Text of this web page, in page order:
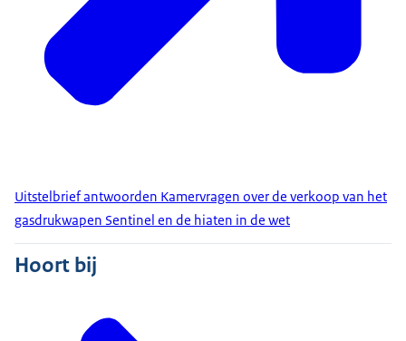
Uitstelbrief antwoorden Kamervragen over de verkoop van het
gasdrukwapen Sentinel en de hiaten in de wet
Hoort bij